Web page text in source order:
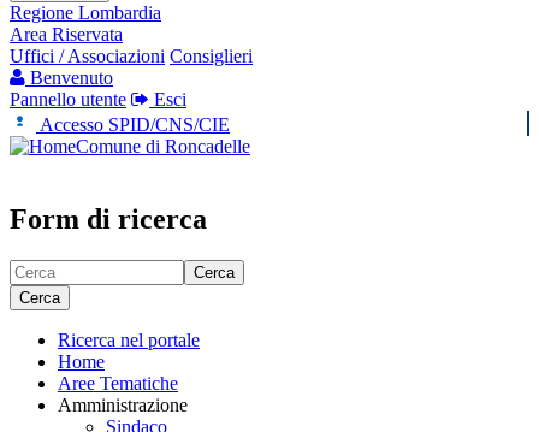
Regione Lombardia
Area Riservata
Uffici / Associazioni Consiglieri
Benvenuto
Pannello utente
Esci
Accesso SPID/CNS/CIE
Comune di Roncadelle
Form di ricerca
Cerca
Cerca
Ricerca nel portale
Home
Aree Tematiche
Amministrazione
Sindaco